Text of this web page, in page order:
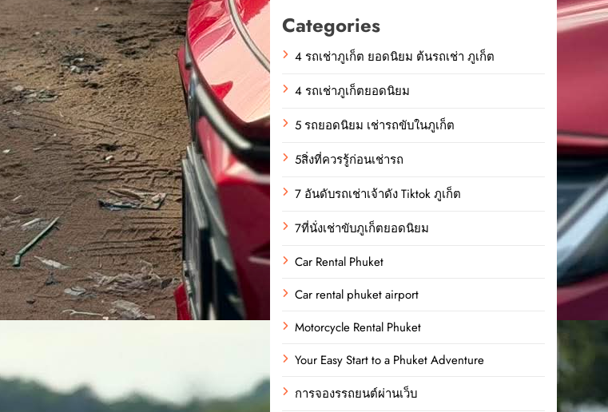
Categories
4 รถเช่าภูเก็ต ยอดนิยม ต้นรถเช่า ภูเก็ต
4 รถเช่าภูเก็ตยอดนิยม
5 รถยอดนิยม เช่ารถขับในภูเก็ต
5สิ่งที่ควรรู้ก่อนเช่ารถ
7 อันดับรถเช่าเจ้าดัง Tiktok ภูเก็ต
7ที่นั่งเช่าขับภูเก็ตยอดนิยม
Car Rental Phuket
Car rental phuket airport
Motorcycle Rental Phuket
Your Easy Start to a Phuket Adventure
การจองรรถยนต์ผ่านเว็บ